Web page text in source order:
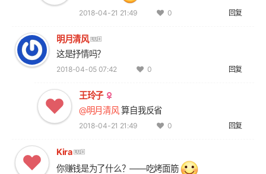
2018-04-21 21:49 回复
0
明月清风
这是抒情吗？
2018-04-05 07:42 回复
0
王玲子
@明月清风 算自我反省
2018-04-21 21:49 回复
0
Kira
你赚钱是为了什么？——吃烤面筋